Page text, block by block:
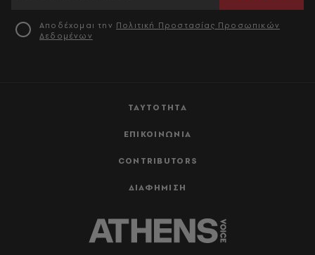
ΤΑΥΤΟΤΗΤΑ
ΕΠΙΚΟΙΝΩΝΙΑ
CONTRIBUTORS
ΔΙΑΦΗΜΙΣΗ
Αποδέχομαι την Πολιτική Προστασίας Προσωπικών
Δεδομένων